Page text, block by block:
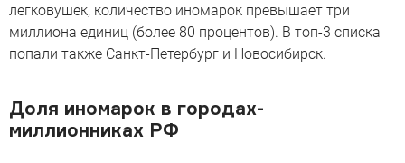
легковушек, количество иномарок превышает три
миллиона единиц (более 80 процентов). В топ-3 списка
попали также Санкт-Петербург и Новосибирск.
Доля иномарок в городах-
миллионниках РФ